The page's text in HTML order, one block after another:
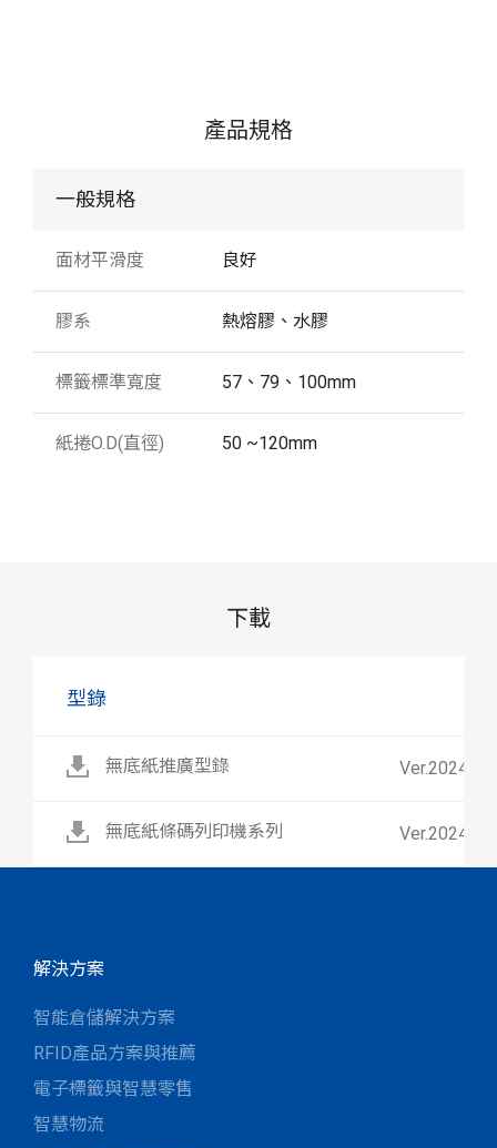
產品規格
一般規格
面材平滑度 良好
膠系 熱熔膠、水膠
標籤標準寬度 57、79、100mm
紙捲O.D(直徑) 50 ~120mm
下載
型錄
無底紙推廣型錄 Ver.2024
無底紙條碼列印機系列 Ver.2024
解決方案
智能倉儲解決方案
RFID產品方案與推薦
電子標籤與智慧零售
智慧物流